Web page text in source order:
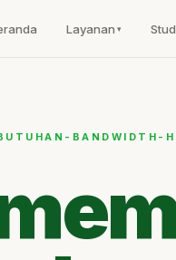
Layanan
BANDWIDTH-